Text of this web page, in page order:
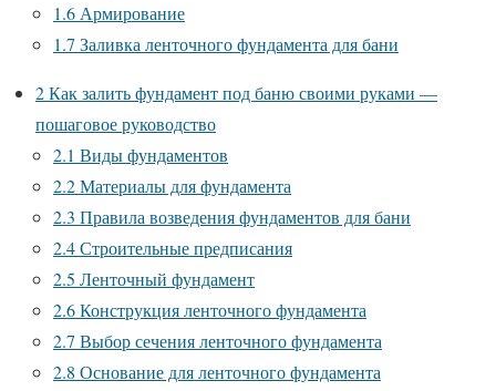
1.6 Армирование
1.7 Заливка ленточного фундамента для бани
2Как залить фундамент под баню своими руками —
пошаговое руководство
2.1 Виды фундаментов
2.2Материалы для фундамента
2.3 Правила возведения фундаментов для бани
2.4Строительные предписания
2.5 Ленточный фундамент
2.6Конструкция ленточного фундамента
2.7 Выбор сечения ленточного фундамента
2.8 Основание для ленточного фундамента